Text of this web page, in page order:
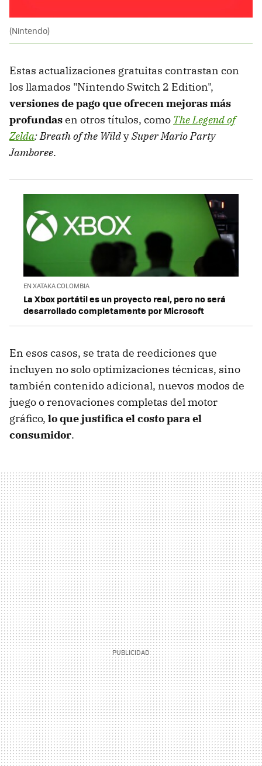
(Nintendo)
Estas actualizaciones gratuitas contrastan con
los llamados "Nintendo Switch 2 Edition",
versiones de pago que ofrecen mejoras más
profundasen otros títulos, como The Legend of
Zelda: Breath of the WildySuper Mario Party
Jamboree.
EN XATAKA COLOMBIA
La Xbox portátil es un proyecto real, pero no será
desarrollado completamente por Microsoft
En esos casos, se trata de reediciones que
incluyen no solo optimizaciones técnicas, sino
también contenido adicional, nuevos modos de
juego o renovaciones completas del motor
gráfico, lo que justifica el costo para el
consumidor.